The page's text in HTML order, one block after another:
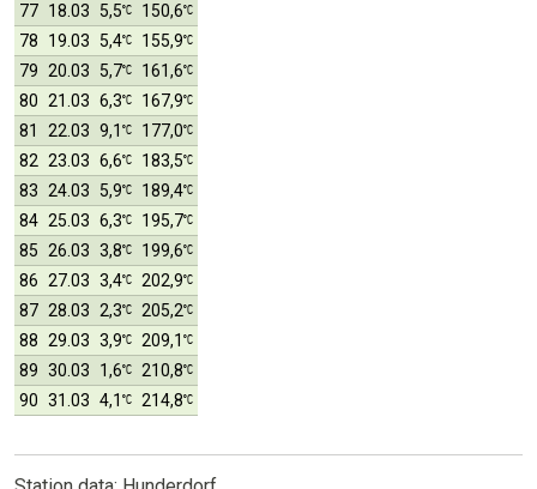
77 18.03 5,5
150,6
78
19.03 5,4
155,9
79 20.03 5,7
161,6
80 21.03 6,3
167,9
81
22.03 9,1
177,0
82 23.03 6,6
183,5
83 24.03 5,9
189,4
84 25.03 6,3
195,7
85 26.03 3,8
199,6
86 27.03 3,4
202,9
87 28.03 2,3
205,2
88 29.03 3,9
209,1
89 30.03 1,6
210,8
90 31.03 4,1 214,8